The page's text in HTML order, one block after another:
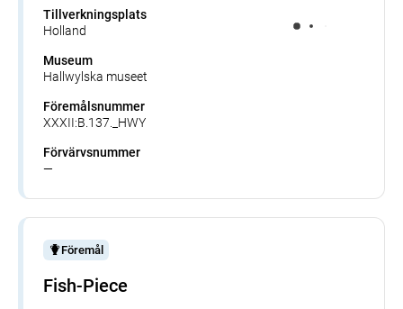
Tillverkningsplats
Holland
Museum
Hallwylska museet
Föremålsnummer
XXXII:B.137._HWY
Förvärvsnummer
—
Föremål
Fish-Piece